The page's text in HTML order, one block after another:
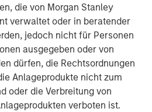
die von Morgan Stanley
verwaltet oder in beratender
jedoch nicht für Personen
ausgegeben oder von
dürfen, die Rechtsordnungen
Anlageprodukte nicht zum
oder die Verbreitung von
verboten ist.
makes private equity and
on a global basis. To date,
and its predecessor funds
billion of equity across a broad
investment is the fourth and
Unternehmensbeteiligungs